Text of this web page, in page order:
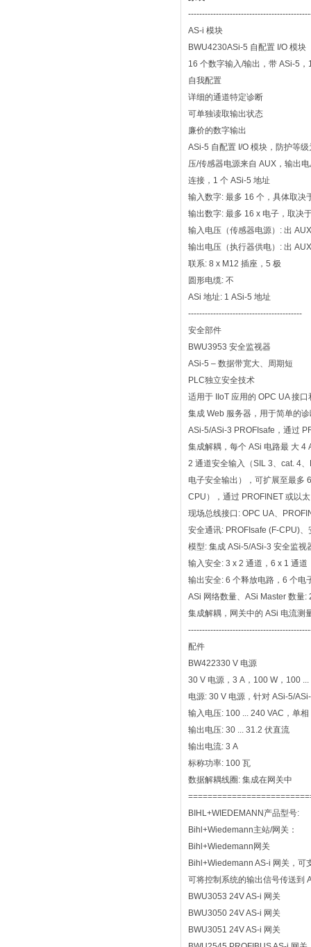
AS-i 模块
BWU4230ASi-5 自配置 I/O 模块
16 个数字输入/输出，带 ASi-5，
自我配置
详细的通道特定诊断
可单独读取输出状态
廉价的数字输出
ASi-5 自配置 I/O 模块，防护等
压/传感器电源来自 AUX，输出
连接，1 个 ASi-5 地址
输入数字: 最多 16 个，具体取决
输出数字: 最多 16 x 电子，取决
输入电压（传感器电源）: 出 AUX
输出电压（执行器供电）: 出 AUX
联系: 8 x M12 插座，5 极
圆形电缆: 不
ASi 地址: 1 ASi-5 地址
-----------------------------------------
安全部件
BWU3953 安全监视器
ASi-5 – 数据带宽大、周期短
PLC独立安全技术
适用于 IIoT 应用的 OPC UA 接口
集成 Web 服务器，用于简单的
ASi-5/ASi-3 PROFIsafe，通过
集成解耦，每个 ASi 电路最 大 4
2 通道安全输入（SIL 3、cat. 4
电子安全输出），可扩展至最多
CPU），通过 PROFINET 或以
现场总线接口: OPC UA、
安全通讯: PROFIsafe (F-CPU)、
模型: 集成 ASi-5/ASi-3 安全监视
输入安全: 3 x 2 通道，6 x 1 通道
输出安全: 6 个释放电路，6 个电
ASi 网络数量、ASi Master 数量
集成解耦，网关中的 ASi 电流测
配件
BW422330 V 电源
30 V 电源，3 A，100 W，100
电源: 30 V 电源，针对 ASi-5/
输入电压: 100 ... 240 VAC，单相
输出电压: 30 ... 31.2 伏直流
输出电流: 3 A
标称功率: 100 瓦
数据解耦线圈: 集成在网关中
BIHL+WIEDEMANN产品型号:
Bihl+Wiedemann主站/网关：
Bihl+Wiedemann网关
Bihl+Wiedemann AS-i 网关，可
可将控制系统的输出信号传送到
BWU3053 24V AS-i 网关
BWU3050 24V AS-i 网关
BWU3051 24V AS-i 网关